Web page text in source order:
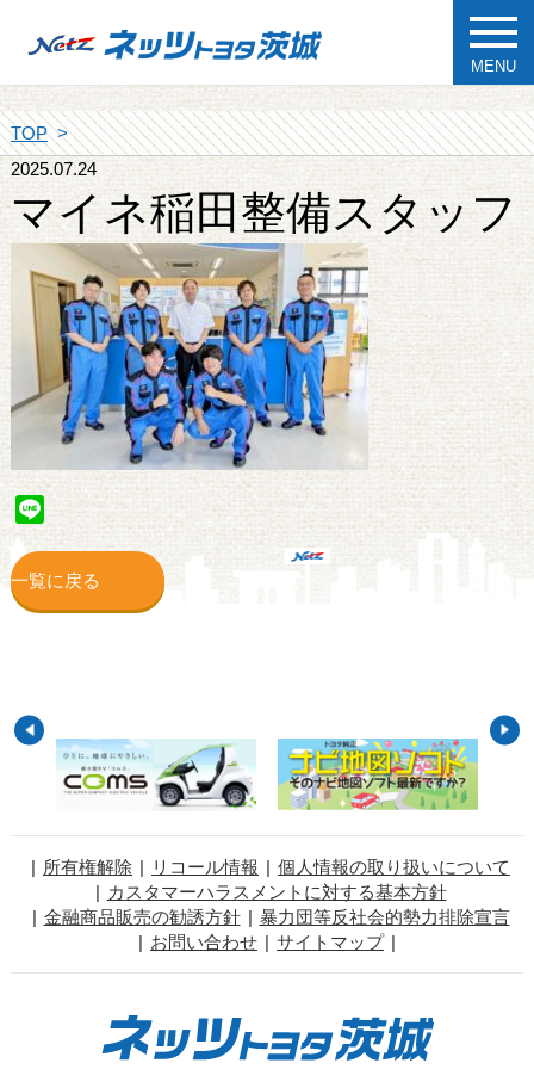
MENU
TOP
2025.07.24
マイネ稲田整備スタッフ
Line
一覧に戻る
所有権解除 リコール情報
個人情報の取り扱いについて
カスタマーハラスメントに対する基本方針
金融商品販売の勧誘方針
暴力団等反社会的勢力排除宣言
お問い合わせ
サイトマップ